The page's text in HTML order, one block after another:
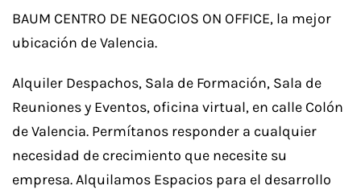
BAUM CENTRO DE NEGOCIOS ON OFFICE, la mejor
ubicación de Valencia.
Alquiler Despachos, Sala de Formación, Sala de
Reuniones y Eventos, oficina virtual, en calle Colón
de Valencia. Permítanos responder a cualquier
necesidad de crecimiento que necesite su
empresa. Alquilamos Espacios para el desarrollo